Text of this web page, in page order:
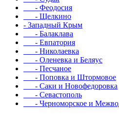
- Феодосия
- Щелкино
- Западный Крым
- Балаклава
- Евпатория
- Николаевка
- Оленевка и Беляус
- Песчаное
- Поповка и Штормовое
- Саки и Новофедоровка
- Севастополь
- Черноморское и